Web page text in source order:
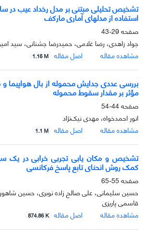
تشخیص تحلیلی مبتنی بر مدل رخداد عیب در
استفاده از مدلهای آماری مارکف
صفحه29-43
جواد زاهدی، رضا غلامی، حمیدرضا جشنانی، سید
مشاهده مقاله
اصل مقاله 1.16 M
بررسی عددی جدایش محموله از بال هواپیما و
مؤثر بر مقدار سقوط محموله
صفحه44-54
انور احمدخواه، مهدی نیک‌نژاد
مشاهده مقاله
اصل مقاله 1.1 M
تشخیص و مکان یابی تجربی خرابی در یک
کمک روش انحنای تابع پاسخ فرکانسی
صفحه 55-65
حسین سلیمانی، علی صالح زاده نوبری، حسین
قاسمی پاریزی
مشاهده مقاله
اصل مقاله 874.86 K